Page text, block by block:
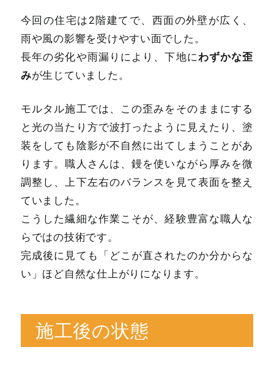
今回の住宅は2階建てで、西面の外壁が広く、
雨や風の影響を受けやすい面でした。
長年の劣化や雨漏りにより、下地にわずかな歪
みが生じていました。
モルタル施工では、この歪みをそのままにする
と光の当たり方で波打ったように見えたり、塗
装をしても陰影が不自然に出てしまうことがあ
ります。職人さんは、鏝を使いながら厚みを微
調整し、上下左右のバランスを見て表面を整え
ていました。
こうした繊細な作業こそが、経験豊富な職人な
らではの技術です。
完成後に見ても「どこが直されたのか分からな
い」ほど自然な仕上がりになります。
施工後の状態